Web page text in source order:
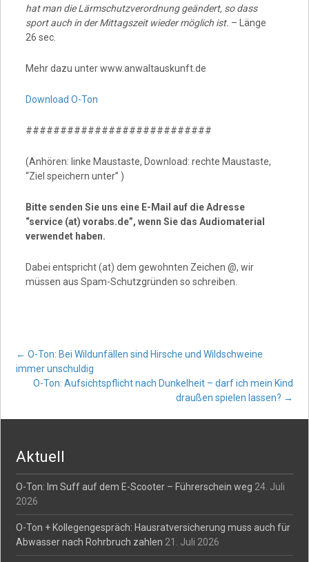
hat man die Lärmschutzverordnung geändert, so dass
sport auch in der Mittagszeit wieder möglich ist. – Länge
26 sec.
Mehr dazu unter www.anwaltauskunft.de
Download O-Ton
###########################
(Anhören: linke Maustaste, Download: rechte Maustaste,
“Ziel speichern unter” )
Bitte senden Sie uns eine E-Mail auf die Adresse
“service (at) vorabs.de”, wenn Sie das Audiomaterial
verwendet haben.
Dabei entspricht (at) dem gewohnten Zeichen @, wir
müssen aus Spam-Schutzgründen so schreiben.
Post
navigation
← O-Ton: Bei Wildunfällen sind Hirsche und Wildschweine
immer unschuldig
O-Ton: Aufsichtspflicht nach Dunkelheit – darf ich mein Kind
draußen spielen lassen? →
Aktuell
O-Ton: Im Suff auf dem E-Scooter – Führerschein weg 24. Juli
2026
O-Ton + Kollegengespräch: Hausratversicherung muss auch für
Abwasser nach Rohrbruch zahlen 21. Juli 2026